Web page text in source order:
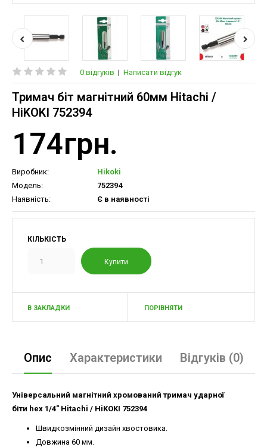
0 відгуків | Написати відгук
Тримач біт магнітний 60мм Hitachi /
HiKOKI 752394
174грн.
Виробник:
Hikoki
Модель:
752394
Наявність:
Є в наявності
КІЛЬКІСТЬ
В ЗАКЛАДКИ ПОРІВНЯТИ
Опис Характеристики Відгуків (0)
Універсальний магнітний хромований тримач ударної
біти hex 1/4" Hitachi / HiKOKI 752394
Швидкозмінний дизайн хвостовика.
Довжина 60 мм.